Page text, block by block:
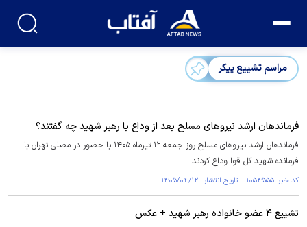
مراسم تشییع پیکر
فرماندهان ارشد نیروهای مسلح بعد از وداع با رهبر شهید چه گفتند؟
فرماندهان ارشد نیروهای مسلح روز جمعه ۱۲ تیرماه ۱۴۰۵ با حضور در مصلی تهران با
فرمانده شهید کل قوا وداع کردند.
کد خبر: ۱۰۵۴۵۵۵ تاریخ انتشار : ۱۴۰۵/۰۴/۱۲
تشییع ۴ عضو خانواده رهبر شهید + عکس